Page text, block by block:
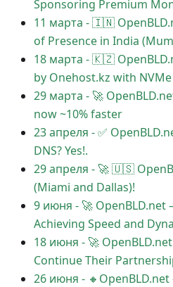
Sponsoring Premium
11 марта -🇮🇳
of Presence in India
18 марта -🇰🇿
by Onehost.kz with NVMe
29 марта - 🚀
now ~10% faster
23 апреля -✅️️️️️️️
DNS? Yes!.
29 апреля - 🚀 🇺🇸
(Miami and Dallas)!
9 июня - 🚀 OpenBLD.net
Achieving Speed and
18 июня - 🚀
Continue Their
26 июня -